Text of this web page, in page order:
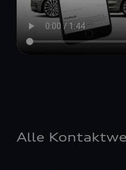
Alle